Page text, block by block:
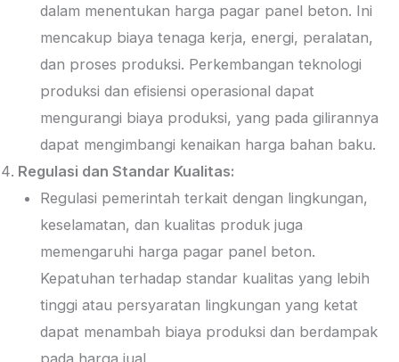
dalam menentukan harga pagar panel beton. Ini
mencakup biaya tenaga kerja, energi, peralatan,
dan proses produksi. Perkembangan teknologi
produksi dan efisiensi operasional dapat
mengurangi biaya produksi, yang pada gilirannya
dapat mengimbangi kenaikan harga bahan baku.
Regulasi dan Standar Kualitas:
Regulasi pemerintah terkait dengan lingkungan,
keselamatan, dan kualitas produk juga
memengaruhi harga pagar panel beton.
Kepatuhan terhadap standar kualitas yang lebih
tinggi atau persyaratan lingkungan yang ketat
dapat menambah biaya produksi dan berdampak
pada harga jual.